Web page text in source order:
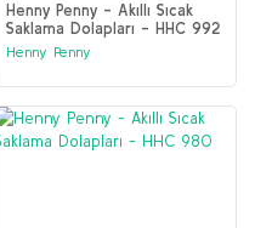
Henny Penny - Akıllı Sıcak
Saklama Dolapları - HHC 992
/ HHC 993
Henny Penny